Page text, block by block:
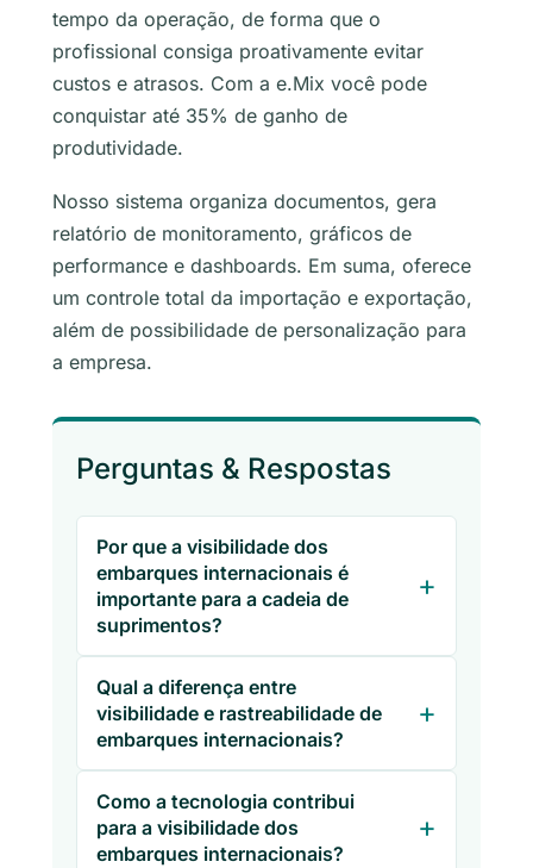
tempo da operação, de forma que o
profissional consiga proativamente evitar
custos e atrasos. Com a e.Mix você pode
conquistar até 35% de ganho de
produtividade.
Nosso sistema organiza documentos, gera
relatório de monitoramento, gráficos de
performance e dashboards. Em suma, oferece
um controle total da importação e exportação,
além de possibilidade de personalização para
a empresa.
Perguntas & Respostas
Por que a visibilidade dos
embarques internacionais é
importante para a cadeia de
suprimentos?
Qual a diferença entre
visibilidade e rastreabilidade de
embarques internacionais?
Como a tecnologia contribui
para a visibilidade dos
embarques internacionais?